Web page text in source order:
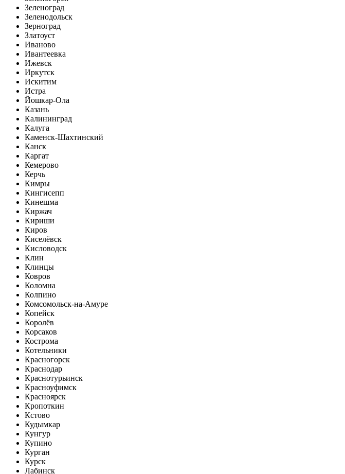
Зеленоград
Зеленодольск
Зерноград
Златоуст
Иваново
Ивантеевка
Ижевск
Иркутск
Искитим
Истра
Йошкар-Ола
Казань
Калининград
Калуга
Каменск-Шахтинский
Канск
Каргат
Кемерово
Керчь
Кимры
Кингисепп
Кинешма
Киржач
Кириши
Киров
Киселёвск
Кисловодск
Клин
Клинцы
Ковров
Коломна
Колпино
Комсомольск-на-Амуре
Копейск
Королёв
Корсаков
Кострома
Котельники
Красногорск
Краснодар
Краснотурьинск
Красноуфимск
Красноярск
Кропоткин
Кстово
Кудымкар
Кунгур
Купино
Курган
Курск
Лабинск